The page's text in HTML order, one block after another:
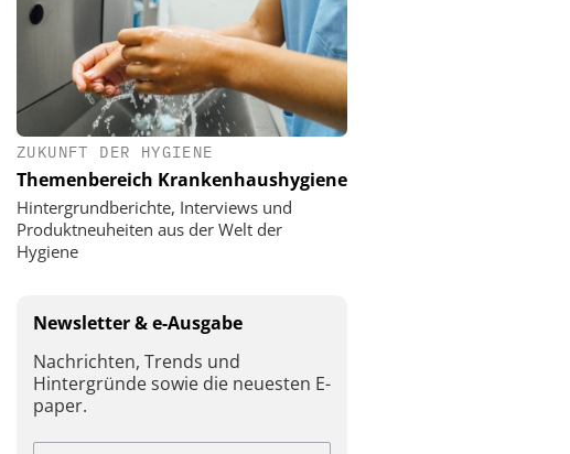
ZUKUNFT DER HYGIENE
Themenbereich Krankenhaushygiene
Hintergrundberichte, Interviews und
Produktneuheiten aus der Welt der
Hygiene
Newsletter & e-Ausgabe
Nachrichten, Trends und
Hintergründe sowie die neuesten E-
paper.